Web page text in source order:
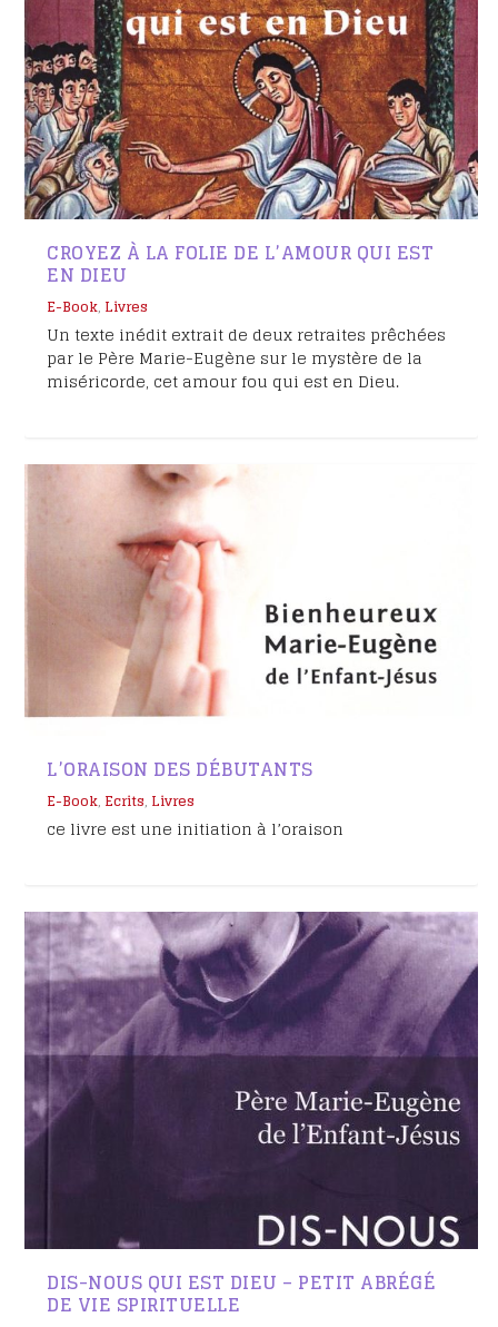
CROYEZ À LA FOLIE DE L’AMOUR QUI EST
EN DIEU
E-Book, Livres
Un texte inédit extrait de deux retraites prêchées
par le Père Marie-Eugène sur le mystère de la
miséricorde, cet amour fou qui est en Dieu.
L’ORAISON DES DÉBUTANTS
E-Book, Ecrits, Livres
ce livre est une initiation à l’oraison
DIS-NOUS QUI EST DIEU – PETIT ABRÉGÉ
DE VIE SPIRITUELLE